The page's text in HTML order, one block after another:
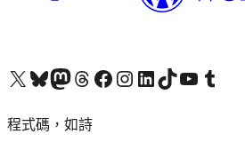
查看我們的 X (之前的 Twitter) 帳號造訪我們的 Bluesky 帳號造訪我們的 Mastodon 帳號造訪我們的 Threads 帳號 造訪我們的 Facebook 粉絲專頁Visit our Instagram account
Visit our LinkedIn account
造訪我們的 TikTok 帳號Visit our YouTube channel
造訪我們的 Tumblr 帳號
程式碼，如詩